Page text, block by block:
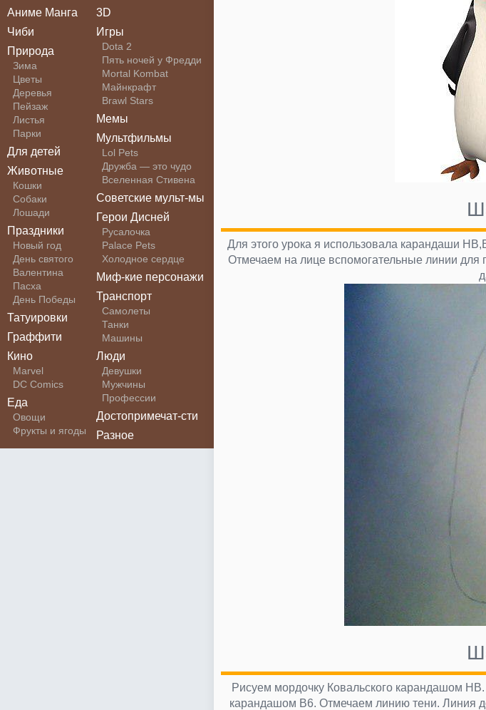
Аниме Манга
Чиби
Природа
Зима
Цветы
Деревья
Пейзаж
Листья
Парки
Для детей
Животные
Кошки
Собаки
Лошади
Праздники
Новый год
День святого
Валентина
Пасха
День Победы
Татуировки
Граффити
Кино
Marvel
DC Comics
Еда
Овощи
Фрукты и ягоды
3D
Игры
Dota 2
Пять ночей у Фредди
Mortal Kombat
Майнкрафт
Brawl Stars
Мемы
Мультфильмы
Lol Pets
Дружба — это чудо
Вселенная Стивена
Советские мульт-мы
Герои Дисней
Русалочка
Palace Pets
Холодное сердце
Миф-кие персонажи
Транспорт
Самолеты
Танки
Машины
Люди
Девушки
Мужчины
Профессии
Достопримечат-сти
Разное
Для этого урока я использовала карандаши
Отмечаем на лице вспомогательные линии для
Рисуем мордочку Ковальского карандашом
карандашом В6. Отмечаем линию тени. Линия